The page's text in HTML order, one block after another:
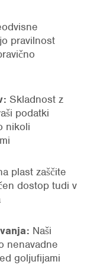
pravilnost
Skladnost z
podatki
nikoli
plast zaščite
dostop tudi v
Naši
nenavadne
goljufijami